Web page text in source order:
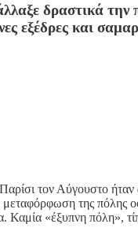
δραστικά την
εξέδρες και
τον Αύγουστο ήταν
της πόλης
Καμία «έξυπνη πόλη»,